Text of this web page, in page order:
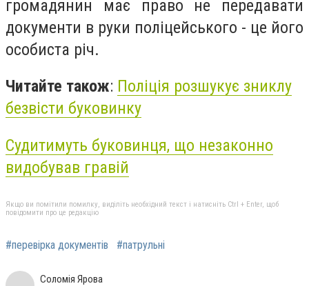
громадянин має право не передавати
документи в руки поліцейського - це його
особиста річ.
Читайте також: Поліція розшукує зниклу
безвісти буковинку
Судитимуть буковинця, що незаконно
видобував гравій
Якщо ви помітили помилку, виділіть необхідний текст і натисніть Ctrl + Enter, щоб
повідомити про це редакцію
#перевірка документів #патрульні
Соломія Ярова